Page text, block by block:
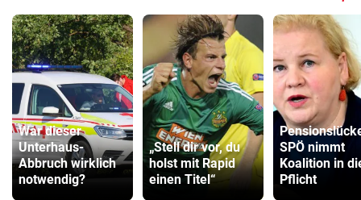
War dieser
Unterhaus-
Abbruch wirklich
notwendig?
„Stell dir vor, du
holst mit Rapid
einen Titel“
SPÖ nimmt
Koalition in
Pflicht